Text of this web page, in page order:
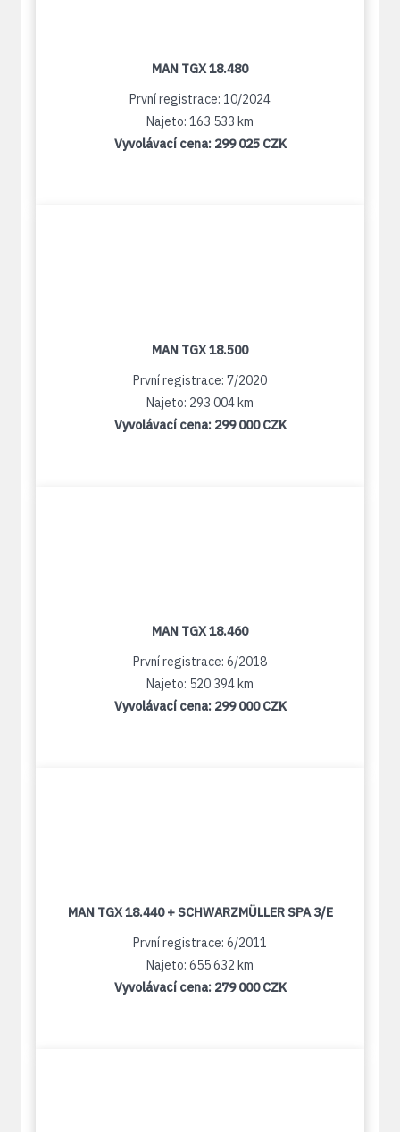
MAN TGX 18.480
První registrace: 10/2024
Najeto: 163 533 km
Vyvolávací cena: 299 025 CZK
MAN TGX 18.500
První registrace: 7/2020
Najeto: 293 004 km
Vyvolávací cena: 299 000 CZK
MAN TGX 18.460
První registrace: 6/2018
Najeto: 520 394 km
Vyvolávací cena: 299 000 CZK
MAN TGX 18.440 + SCHWARZMÜLLER SPA 3/E
První registrace: 6/2011
Najeto: 655 632 km
Vyvolávací cena: 279 000 CZK